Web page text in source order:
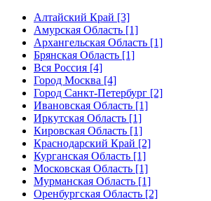
Алтайский Край [3]
Амурская Область [1]
Архангельская Область [1]
Брянская Область [1]
Вся Россия [4]
Город Москва [4]
Город Санкт-Петербург [2]
Ивановская Область [1]
Иркутская Область [1]
Кировская Область [1]
Краснодарский Край [2]
Курганская Область [1]
Московская Область [1]
Мурманская Область [1]
Оренбургская Область [2]